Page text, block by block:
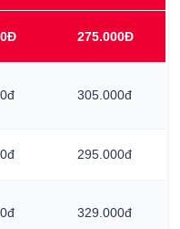
275.000Đ
305.000đ
295.000đ
329.000đ